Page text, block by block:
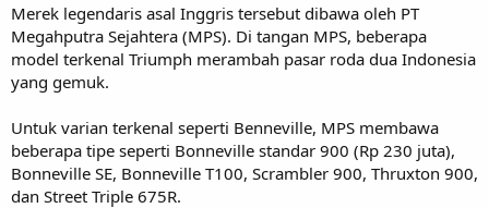
Merek legendaris asal Inggris tersebut dibawa oleh PT
Megahputra Sejahtera (MPS). Di tangan MPS, beberapa
model terkenal Triumph merambah pasar roda dua Indonesia
yang gemuk.
Untuk varian terkenal seperti Benneville, MPS membawa
beberapa tipe seperti Bonneville standar 900 (Rp 230 juta),
Bonneville SE, Bonneville T100, Scrambler 900, Thruxton 900,
dan Street Triple 675R.